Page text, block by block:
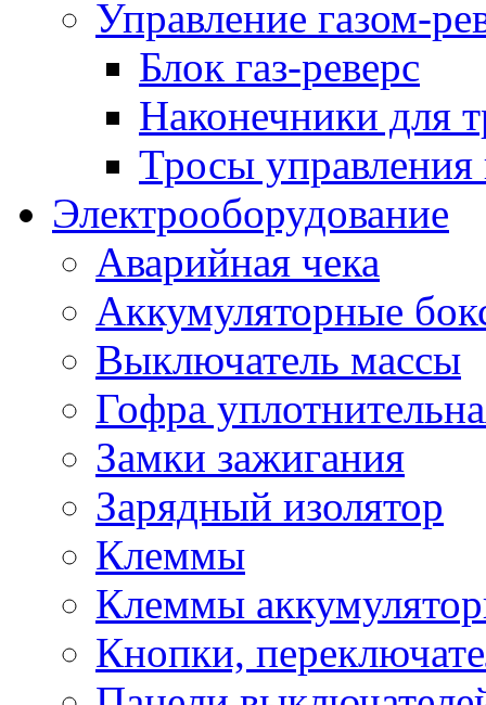
Управление газом-
Блок газ-реверс
Наконечники для
Тросы управления
Электрооборудование
Аварийная чека
Аккумуляторные
Выключатель массы
Гофра
Замки зажигания
Зарядный изолятор
Клеммы
Клеммы
Кнопки,